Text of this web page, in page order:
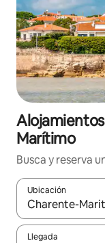
Marítimo
Busca y reserva
Ubicación
Cuando los
Llegada